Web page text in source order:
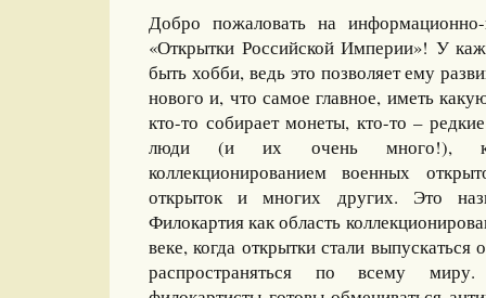
Добро пожаловать на информационно-
«Открытки Российской Империи»! У
быть хобби, ведь это позволяет ему
нового и, что самое главное, иметь
кто-то собирает монеты, кто-то –
люди (и их очень много!),
коллекционированием военных
открыток и многих других. Это
Филокартия как область
веке, когда открытки стали
распространяться по всему